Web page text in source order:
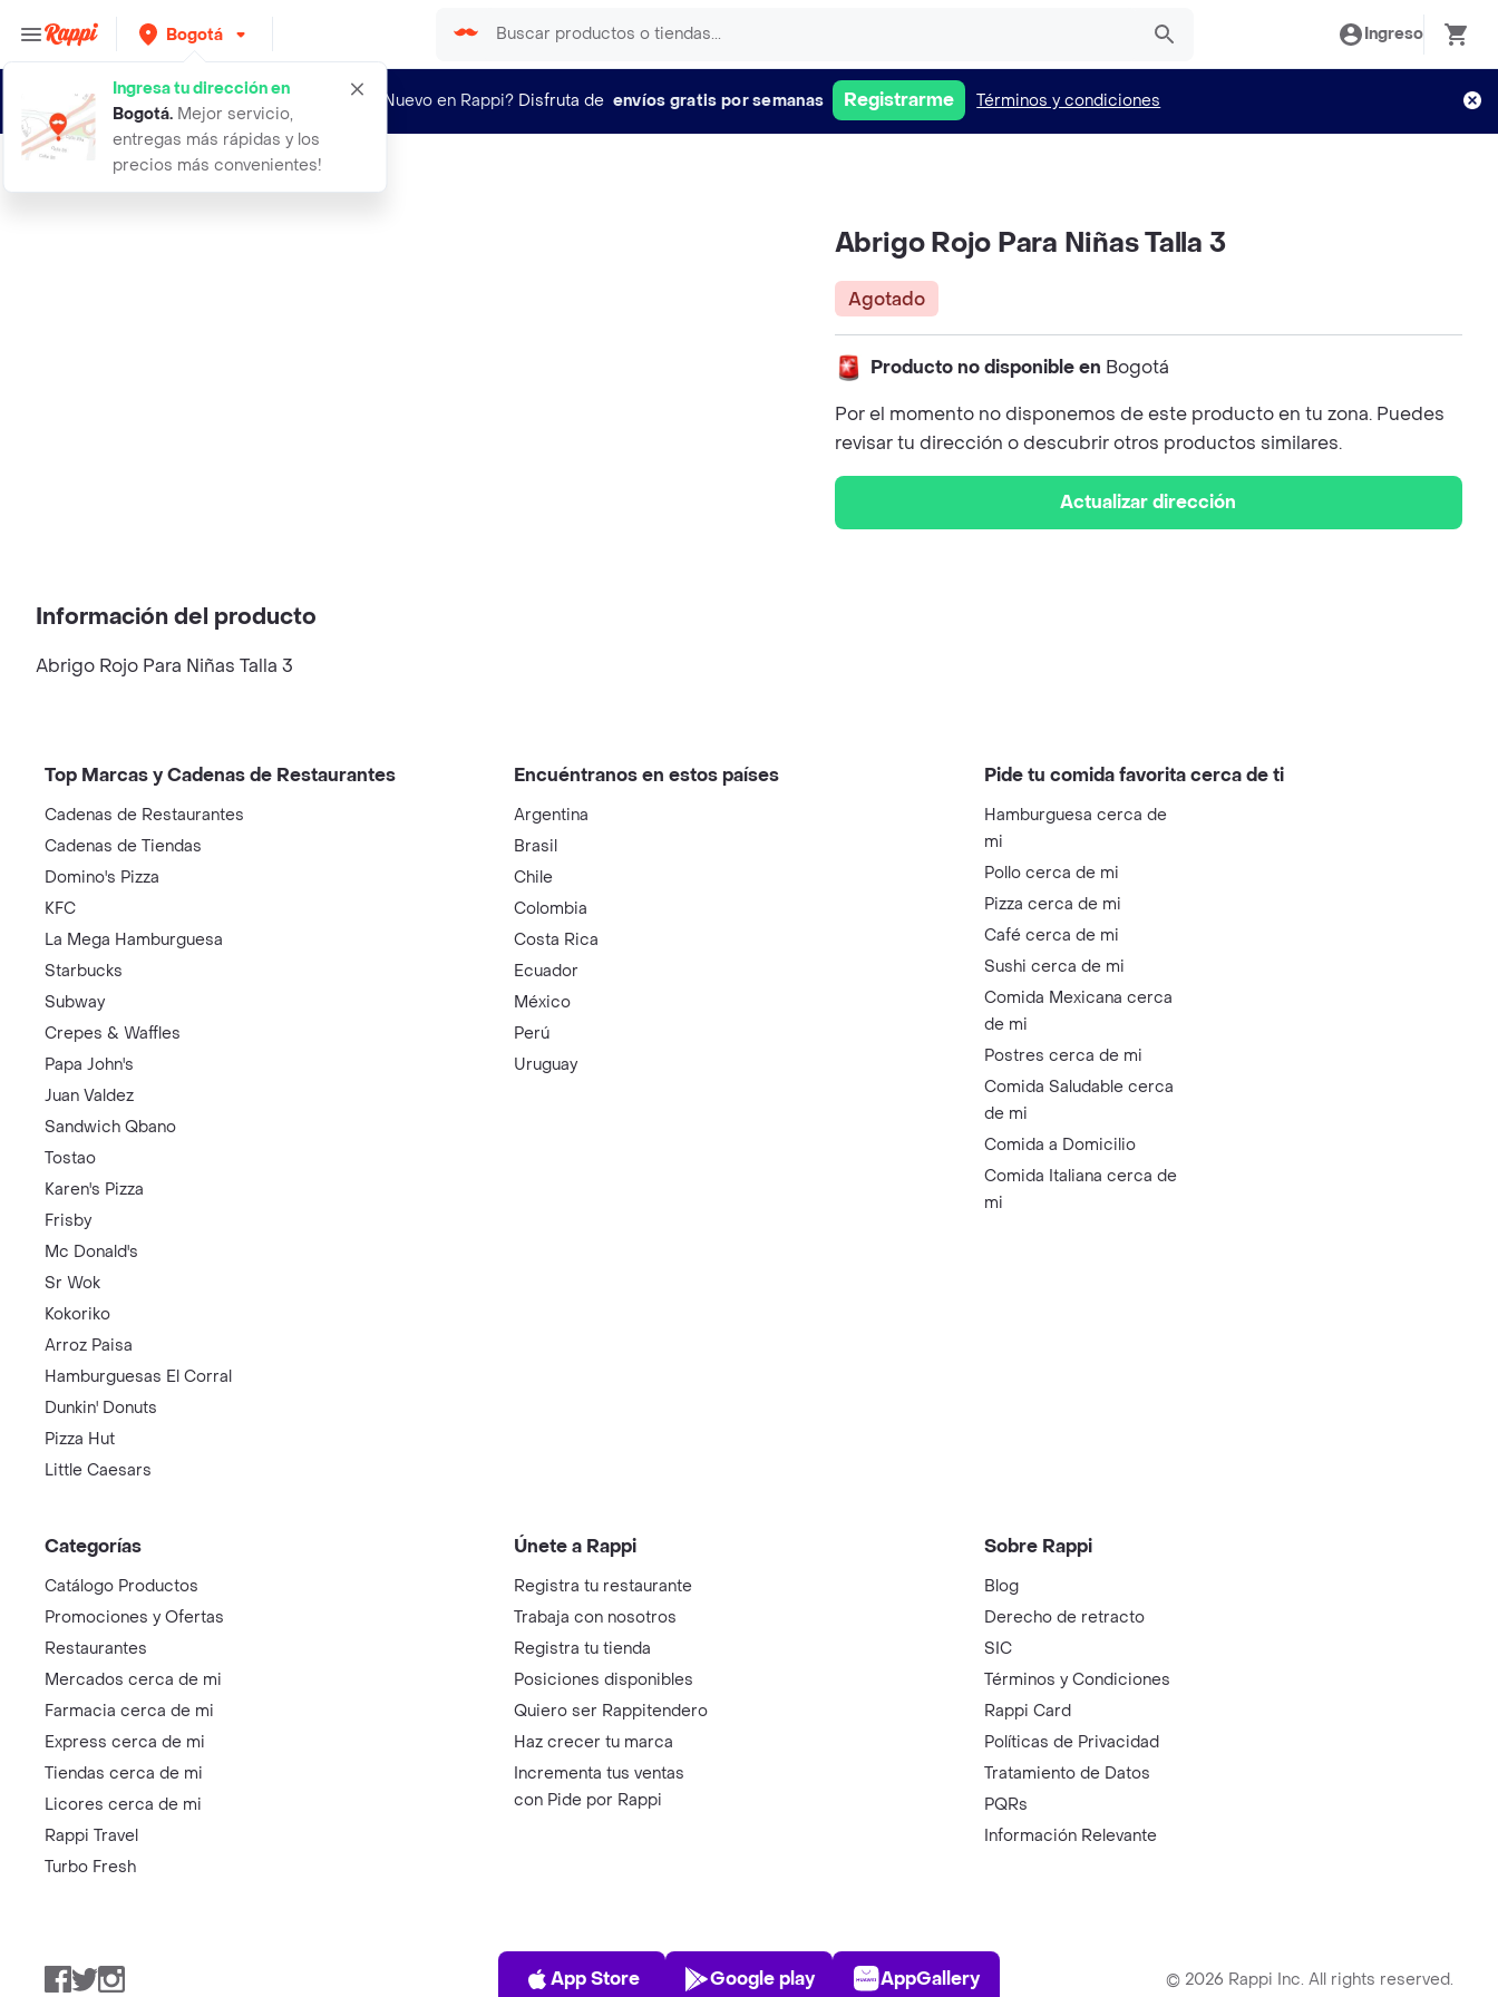
Bogotá
Ingresa tu dirección en
Bogotá. Mejor servicio,
entregas más rápidas y los
precios más convenientes!
Ingreso
¿Nuevo en Rappi? Disfruta de envíos gratis por semanas Registrarme Términos y condiciones
abrigo rojo para ninas talla 3
Abrigo Rojo Para Niñas Talla 3
Agotado
Producto no disponible en Bogotá
Por el momento no disponemos de este producto en tu zona. Puedes
revisar tu dirección o descubrir otros productos similares.
Actualizar dirección
Información del producto
Abrigo Rojo Para Niñas Talla 3
Top Marcas y Cadenas de Restaurantes
Cadenas de Restaurantes
Cadenas de Tiendas
Domino's Pizza
KFC
La Mega Hamburguesa
Starbucks
Subway
Crepes & Waffles
Papa John's
Juan Valdez
Sandwich Qbano
Tostao
Karen's Pizza
Frisby
Mc Donald's
Sr Wok
Kokoriko
Arroz Paisa
Hamburguesas El Corral
Dunkin' Donuts
Pizza Hut
Little Caesars
Encuéntranos en estos países
Argentina
Brasil
Chile
Colombia
Costa Rica
Ecuador
México
Perú
Uruguay
Pide tu comida favorita cerca de ti
Hamburguesa cerca de
mi
Pollo cerca de mi
Pizza cerca de mi
Café cerca de mi
Sushi cerca de mi
Comida Mexicana cerca
de mi
Postres cerca de mi
Comida Saludable cerca
de mi
Comida a Domicilio
Comida Italiana cerca de
mi
Categorías
Catálogo Productos
Promociones y Ofertas
Restaurantes
Mercados cerca de mi
Farmacia cerca de mi
Express cerca de mi
Tiendas cerca de mi
Licores cerca de mi
Rappi Travel
Turbo Fresh
Únete a Rappi
Registra tu restaurante
Trabaja con nosotros
Registra tu tienda
Posiciones disponibles
Quiero ser Rappitendero
Haz crecer tu marca
Incrementa tus ventas
con Pide por Rappi
Sobre Rappi
Blog
Derecho de retracto
SIC
Términos y Condiciones
Rappi Card
Políticas de Privacidad
Tratamiento de Datos
PQRs
Información Relevante
Facebook
TwitterInstagram
App Store
App Store
Play Store
Google play
AppGallery
AppGallery © 2026 Rappi Inc. All rights reserved.